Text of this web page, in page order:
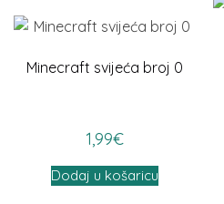
Minecraft svijeća broj 0
1,99€
Dodaj u košaricu